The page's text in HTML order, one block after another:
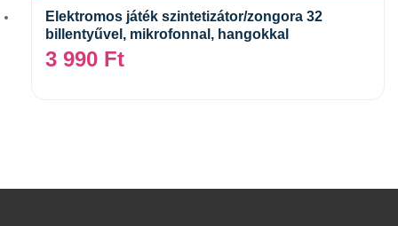
Elektromos játék szintetizátor/zongora 32
billentyűvel, mikrofonnal, hangokkal
3 990 Ft